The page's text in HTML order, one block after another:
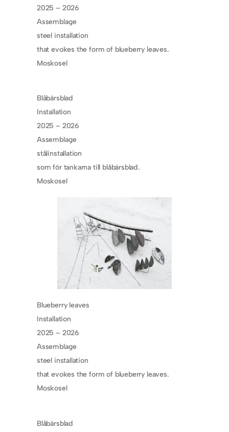
2025 – 2026
Assemblage
steel installation
that evokes the form of blueberry leaves.
Moskosel
Blåbärsblad
Installation
2025 – 2026
Assemblage
stålinstallation
som för tankarna till blåbärsblad.
Moskosel
Blueberry leaves
Installation
2025 – 2026
Assemblage
steel installation
that evokes the form of blueberry leaves.
Moskosel
Blåbärsblad